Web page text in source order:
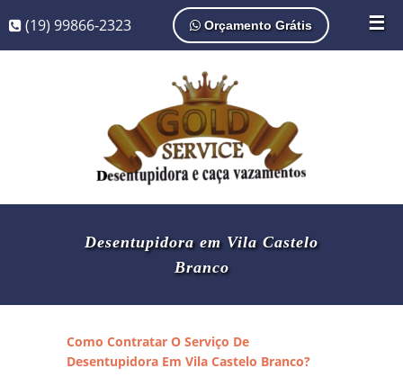
☰
(19) 99866-2323 Orçamento Grátis
Desentupidora em Vila Castelo
Branco
Como Contratar O Serviço De
Desentupidora Em Vila Castelo Branco?